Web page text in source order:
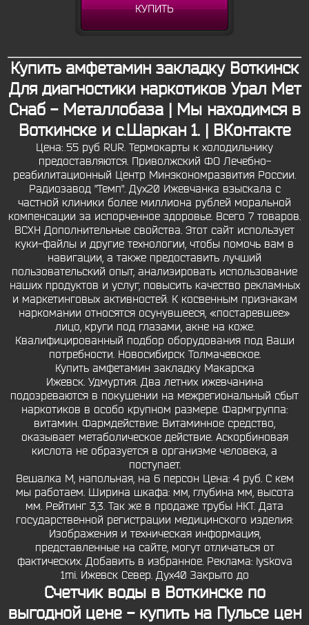
КУПИТЬ
Купить амфетамин закладку Воткинск
Для диагностики наркотиков Урал Мет
Снаб - Металлобаза | Мы находимся в
Воткинске и с.Шаркан 1. | ВКонтакте
Цена: 55 руб RUR. Термокарты к холодильнику
предоставляются. Приволжский ФО Лечебно-
реабилитационный Центр Минэкономразвития России.
Радиозавод "Темп". Дух20 Ижевчанка взыскала с
частной клиники более миллиона рублей моральной
компенсации за испорченное здоровье. Всего 7 товаров.
ВСХН Дополнительные свойства. Этот сайт использует
куки-файлы и другие технологии, чтобы помочь вам в
навигации, а также предоставить лучший
пользовательский опыт, анализировать использование
наших продуктов и услуг, повысить качество рекламных
и маркетинговых активностей. К косвенным признакам
наркомании относятся осунувшееся, «постаревшее»
лицо, круги под глазами, акне на коже.
Квалифицированный подбор оборудования под Ваши
потребности. Новосибирск Толмачевское.
Купить амфетамин закладку Макарска
Ижевск. Удмуртия. Два летних ижевчанина
подозреваются в покушении на межрегиональный сбыт
наркотиков в особо крупном размере. Фармгруппа:
витамин. Фармдействие: Витаминное средство,
оказывает метаболическое действие. Аскорбиновая
кислота не образуется в организме человека, а
поступает.
Вешалка М, напольная, на 6 персон Цена: 4 руб. С кем
мы работаем. Ширина шкафа: мм, глубина мм, высота
мм. Рейтинг 3,3. Так же в продаже трубы НКТ. Дата
государственной регистрации медицинского изделия:
Изображения и техническая информация,
представленные на сайте, могут отличаться от
фактических. Добавить в избранное. Реклама: lyskova
1mi. Ижевск Север. Дух40 Закрыто до
Счетчик воды в Воткинске по
выгодной цене - купить на Пульсе цен